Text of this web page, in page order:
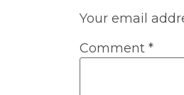
Your email
Comment *